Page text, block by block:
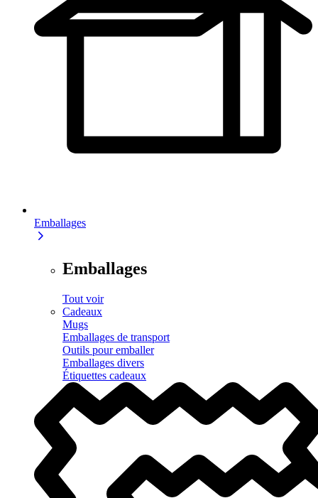
Emballages
Emballages
Tout voir
Cadeaux
Mugs
Emballages de transport
Outils pour emballer
Emballages divers
Étiquettes cadeaux